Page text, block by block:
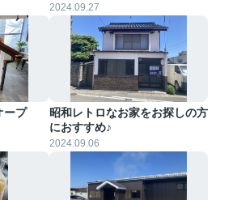
2024.09.27
ープ
昭和レトロなお家をお探しの方
におすすめ♪
2024.09.06